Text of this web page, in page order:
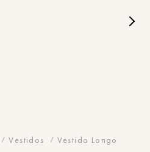
Vestidos Vestido Longo